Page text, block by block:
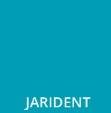
JARIDENT